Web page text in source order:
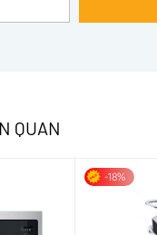
QUAN
-18%